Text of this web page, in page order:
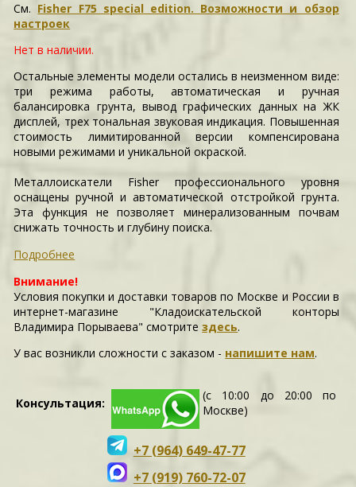
См. Fisher F75 special edition. Возможности и обзор
настроек
Нет в наличии.
Остальные элементы модели остались в неизменном виде:
три режима работы, автоматическая и ручная
балансировка грунта, вывод графических данных на ЖК
дисплей, трех тональная звуковая индикация. Повышенная
стоимость лимитированной версии компенсирована
новыми режимами и уникальной окраской.
Металлоискатели Fisher профессионального уровня
оснащены ручной и автоматической отстройкой грунта.
Эта функция не позволяет минерализованным почвам
снижать точность и глубину поиска.
Подробнее
Внимание!
Условия покупки и доставки товаров по Москве и России в
интернет-магазине "Кладоискательской конторы
Владимира Порываева" смотритездесь.
У вас возникли сложности c заказом - напишите нам.
Консультация:
(с 10:00 до 20:00 по
Москве)
+7 (964) 649-47-77
+7 (919) 760-72-07